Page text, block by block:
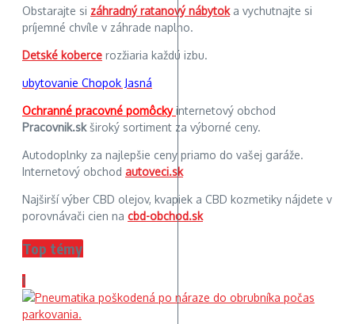
Obstarajte si záhradný ratanový nábytoka vychutnajte si
príjemné chvíle v záhrade naplno.
Detské koberce rozžiaria každú izbu.
ubytovanie Chopok Jasná
Ochranné pracovné pomôckyinternetový obchod
Pracovnik.skširoký sortiment za výborné ceny.
Autodoplnky za najlepšie ceny priamo do vašej garáže.
Internetový obchod autoveci.sk
Najširší výber CBD olejov, kvapiek a CBD kozmetiky nájdete v
porovnávači cien na cbd-obchod.sk
Top témy
1